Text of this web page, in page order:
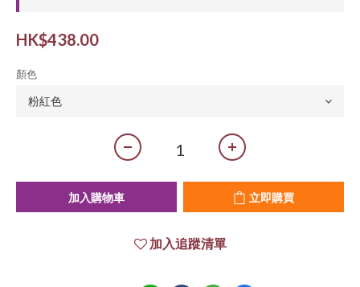
HK$438.00
顏色
加入購物車 立即購買
加入追蹤清單